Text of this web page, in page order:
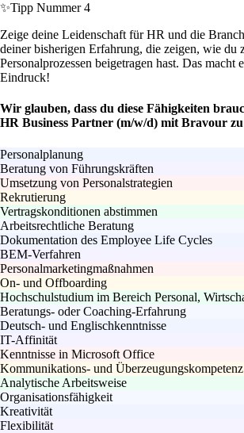
✨Tipp Nummer 4
Zeige deine Leidenschaft für HR und die
deiner bisherigen Erfahrung, die zeigen, wie du
Personalprozessen beigetragen hast. Das macht
Eindruck!
Wir glauben, dass du diese Fähigkeiten
HR Business Partner (m/w/d) mit Bravour zu
Personalplanung
Beratung von Führungskräften
Umsetzung von Personalstrategien
Rekrutierung
Vertragskonditionen abstimmen
Arbeitsrechtliche Beratung
Dokumentation des Employee Life Cycles
BEM-Verfahren
Personalmarketingmaßnahmen
On- und Offboarding
Hochschulstudium im Bereich Personal,
Beratungs- oder Coaching-Erfahrung
Deutsch- und Englischkenntnisse
IT-Affinität
Kenntnisse in Microsoft Office
Kommunikations- und Überzeugungskompetenz
Analytische Arbeitsweise
Organisationsfähigkeit
Kreativität
Flexibilität